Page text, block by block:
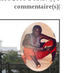
commentaire(s)|